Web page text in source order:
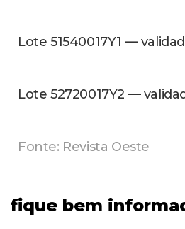
Lote 51540017Y1 —
Lote 52720017Y2 —
Fonte: Revista Oeste
fique bem